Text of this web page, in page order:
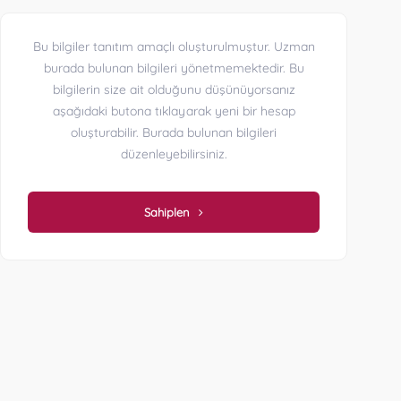
Bu bilgiler tanıtım amaçlı oluşturulmuştur. Uzman
burada bulunan bilgileri yönetmemektedir. Bu
bilgilerin size ait olduğunu düşünüyorsanız
aşağıdaki butona tıklayarak yeni bir hesap
oluşturabilir. Burada bulunan bilgileri
düzenleyebilirsiniz.
Sahiplen